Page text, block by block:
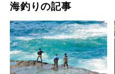
海釣りの記事